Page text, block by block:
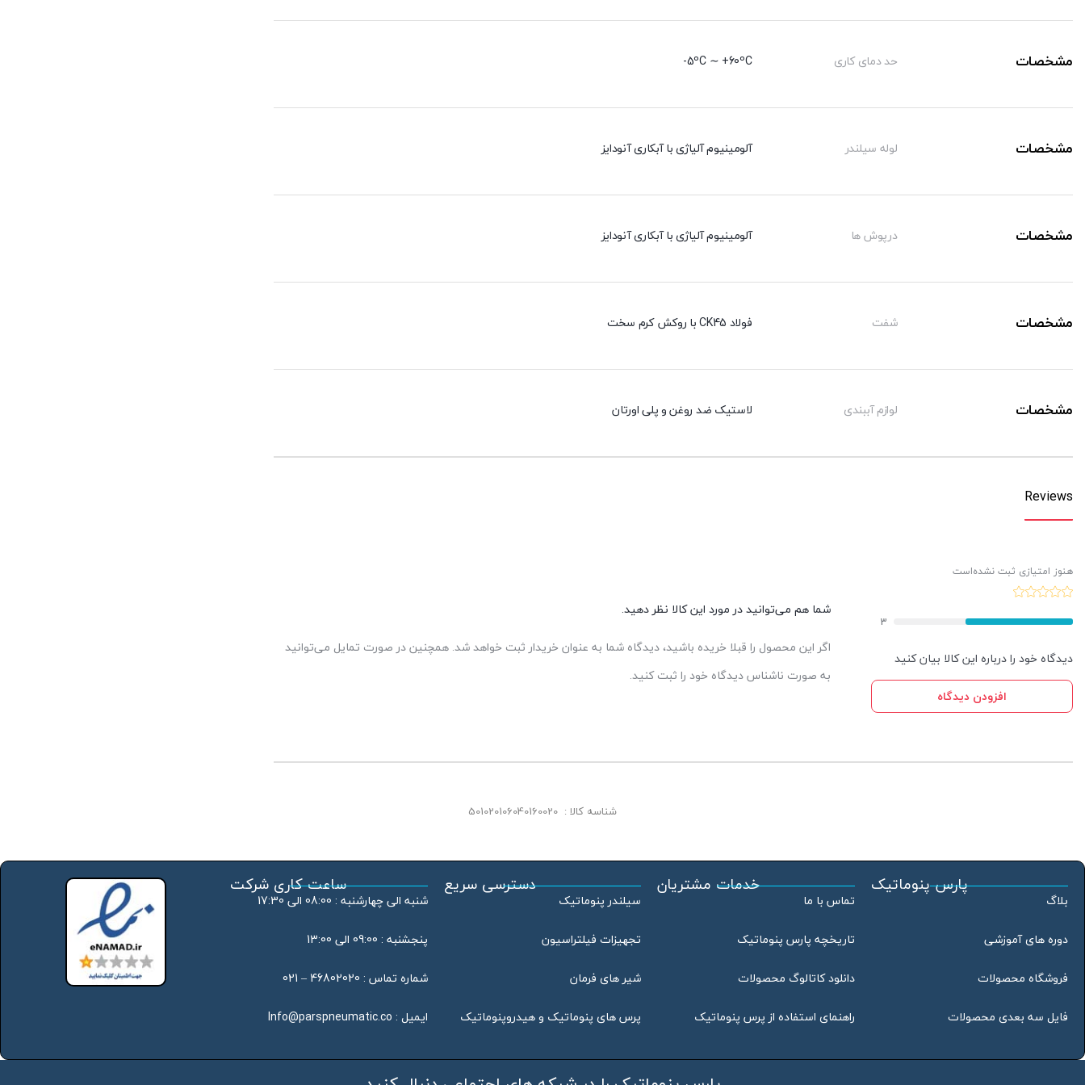
مشخصات حد دمای کاری 5ºC ∼ +60ºC-
مشخصات لوله سیلندر آلومینیوم آلیاژی با آبکاری آنودایز
مشخصات درپوش ها آلومینیوم آلیاژی با آبکاری آنودایز
مشخصات شفت فولاد CK45 با روکش کرم سخت
مشخصات لوازم آببندی لاستیک ضد روغن و پلی اورتان
Reviews
هنوز امتیازی ثبت نشده‌است
3
دیدگاه خود را درباره این کالا بیان کنید
افزودن دیدگاه
شما هم می‌توانید در مورد این کالا نظر دهید.
اگر این محصول را قبلا خریده باشید، دیدگاه شما به عنوان خریدار ثبت خواهد شد. همچنین در صورت تمایل می‌توانید
به صورت ناشناس دیدگاه خود را ثبت کنید.
شناسه کالا : 501020106040160020
پارس پنوماتیک
بلاگ
دوره های آموزشی
فروشگاه محصولات
فایل سه بعدی محصولات
خدمات مشتریان
تماس با ما
تاریخچه پارس پنوماتیک
دانلود کاتالوگ محصولات
راهنمای استفاده از پرس پنوماتیک
دسترسی سریع
سیلندر پنوماتیک
تجهیزات فیلتراسیون
شیر های فرمان
پرس های پنوماتیک و هیدروپنوماتیک
ساعت کاری شرکت
شنبه الی چهارشنبه : 08:00 الی 17:30
پنجشنبه : 09:00 الی 13:00
شماره تماس : 46802020 – 021
ایمیل : Info@parspneumatic.co